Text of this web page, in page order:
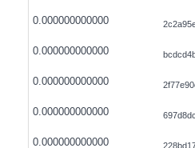
0.000000000000
0.000000000000
0.000000000000
0.000000000000
0.000000000000